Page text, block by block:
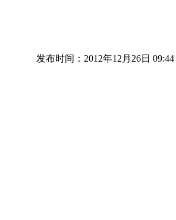
发布时间：2012年12月26日 09:44